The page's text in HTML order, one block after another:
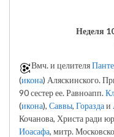
Неделя
Вмч. и целителя
(икона) Аляскинского.
90 сестер ее. Равноапп.
(икона), Саввы, Гораздаи
Кочанова, Христа ради
Иоасафа, митр.